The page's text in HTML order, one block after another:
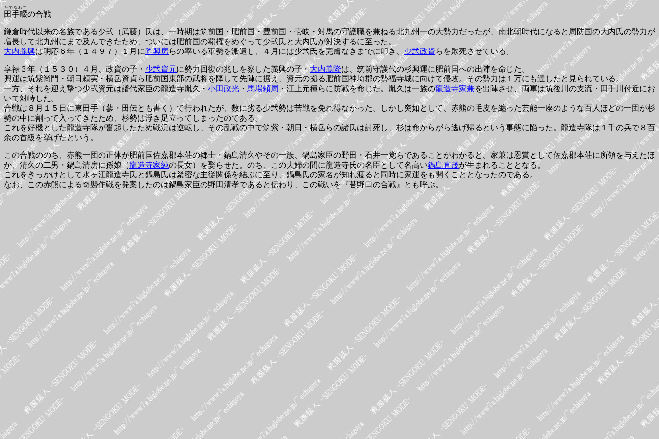
田手畷
たでなわて
の合戦
鎌倉時代以来の名族である少弐（武藤）氏は、一時期は筑前国・肥前国・豊前国・壱岐・対馬の守護職を兼ねる北九州一の大勢力だったが、南北朝時代になると周防国の大内氏の勢力が
増長して北九州にまで及んできたため、ついには肥前国の覇権をめぐって少弐氏と大内氏が対決するに至った。
大内義興は明応６年（１４９７）１月に 陶興房らの率いる軍勢を派遣し、４月には少弐氏を完膚なきまでに叩き、少弐政資らを敗死させている。
享禄３年（１５３０）４月、政資の子・ 少弐資元に勢力回復の兆しを察した義興の子・大内義隆は、筑前守護代の杉興運に肥前国への出陣を命じた。
興運は筑紫尚門・朝日頼実・横岳資貞ら肥前国東部の武将を降して先陣に据え、資元の拠る肥前国神埼郡の勢福寺城に向けて侵攻。その勢力は１万にも達したと見られている。
一方、それを迎え撃つ少弐資元は譜代家臣の龍造寺胤久・ 小田政光 ・ 馬場頼周 ・江上元種らに防戦を命じた。胤久は一族の龍造寺家兼を出陣させ、両軍は筑後川の支流・田手川付近にお
いて対峙した。
合戦は８月１５日に東田手（蓼・田伝とも書く）で行われたが、数に劣る少弐勢は苦戦を免れ得なかった。しかし突如として、赤熊の毛皮を纏った芸能一座のような百人ほどの一団が杉
勢の中に割って入ってきたため、杉勢は浮き足立ってしまったのである。
これを好機とした龍造寺隊が奮起したため戦況は逆転し、その乱戦の中で筑紫・朝日・横岳らの諸氏は討死し、杉は命からがら逃げ帰るという事態に陥った。龍造寺隊は１千の兵で８百
余の首級を挙げたという。
この合戦ののち、赤熊一団の正体が肥前国佐嘉郡本荘の郷士・鍋島清久やその一族、鍋島家臣の野田・石井一党らであることがわかると、家兼は恩賞として佐嘉郡本荘に所領を与えたほ
か、清久の二男・鍋島清房に孫娘（龍造寺家純の長女）を娶らせた。のち、この夫婦の間に龍造寺氏の名臣として名高い鍋島直茂が生まれることとなる。
これをきっかけとして水ヶ江龍造寺氏と鍋島氏は緊密な主従関係を結ぶに至り、鍋島氏の家名が知れ渡ると同時に家運をも開くこととなったのである。
なお、この赤熊による奇襲作戦を発案したのは鍋島家臣の野田清孝であると伝わり、この戦いを『苔野口の合戦』とも呼ぶ。